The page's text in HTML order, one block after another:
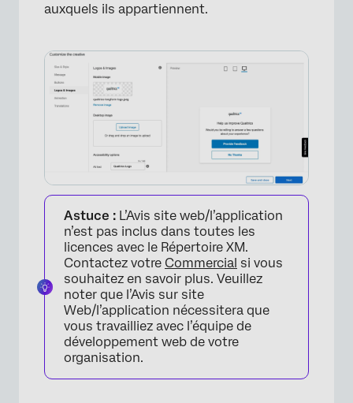
auxquels ils appartiennent.
Astuce : L’Avis site web/l’application
n’est pas inclus dans toutes les
licences avec le Répertoire XM.
Contactez votre Commercial si vous
souhaitez en savoir plus. Veuillez
noter que l’Avis sur site
Web/l’application nécessitera que
vous travailliez avec l’équipe de
développement web de votre
organisation.